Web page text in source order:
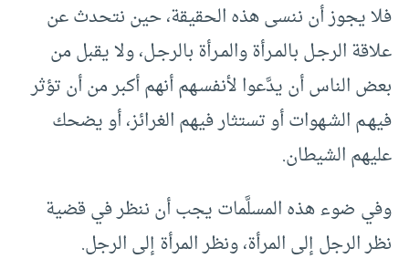
فلا يجوز أن ننسى هذه الحقيقة، حين نتحدث عن
علاقة الرجـل بالمـرأة والمـرأة بالرجـل، ولا يقبل من
بعض الناس أن يدَّعوا لأنفسـهم أنهم أكبر من أن تؤثر
فيهـم الشـهوات أو تستثار فيهم الغرائز، أو يضحك
عليهم الشيطان.
وفي ضوء هذه المسلَّمات يجب أن ننظر في قضية
نظر الرجل إلى المرأة، ونظر المرأة إلى الرجل.